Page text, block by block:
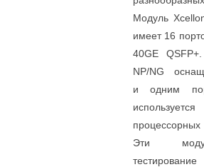
Модуль
имеет 16
40GE
NP/NG
и одним
Эти